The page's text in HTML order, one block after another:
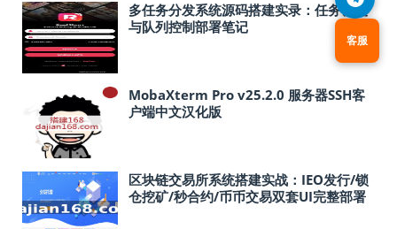
多任务分发系统源码搭建实录：任务调度
与队列控制部署笔记
MobaXterm Pro v25.2.0 服务器SSH客
户端中文汉化版
区块链交易所系统搭建实战：IEO发行/锁
仓挖矿/秒合约/币币交易双套UI完整部署
客服